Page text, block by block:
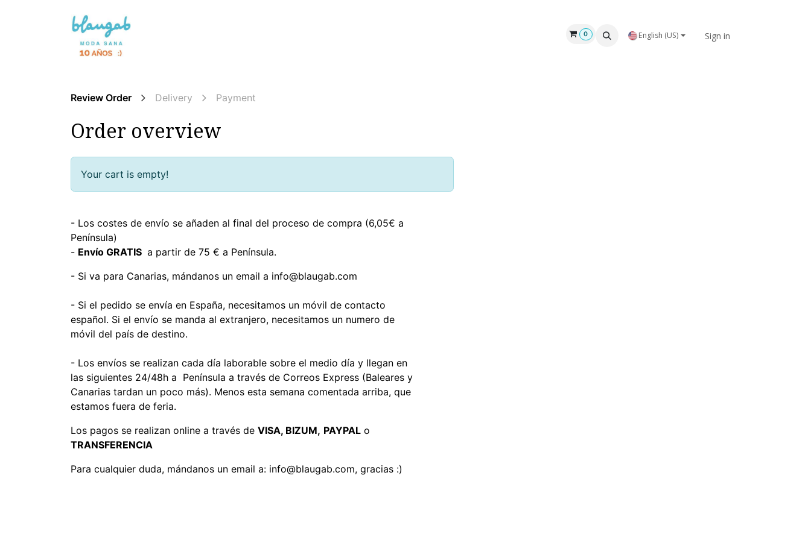
0 English (US) Sign in
Review Order Delivery Payment
Order overview
Your cart is empty!
- Los costes de envío se añaden al final del proceso de compra (6,05€ a
Península)
- Envío GRATIS a partir de 75 € a Península.
- Si va para Canarias, mándanos un email a info@blaugab.com
- Si el pedido se envía en España, necesitamos un móvil de contacto
español. Si el envío se manda al extranjero, necesitamos un numero de
móvil del país de destino.
- Los envíos se realizan cada día laborable sobre el medio día y llegan en
las siguientes 24/48h a Península a través de Correos Express (Baleares y
Canarias tardan un poco más). Menos esta semana comentada arriba, que
estamos fuera de feria.
Los pagos se realizan online a través de VISA, BIZUM, PAYPAL o
TRANSFERENCIA
Para cualquier duda, mándanos un email a: info@blaugab.com, gracias :)